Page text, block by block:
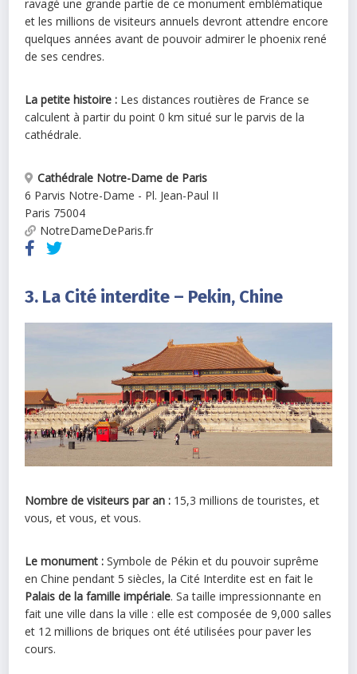
ravagé une grande partie de ce monument emblématique
et les millions de visiteurs annuels devront attendre encore
quelques années avant de pouvoir admirer le phoenix rené
de ses cendres.
La petite histoire : Les distances routières de France se
calculent à partir du point 0 km situé sur le parvis de la
cathédrale.
Cathédrale Notre-Dame de Paris
6 Parvis Notre-Dame - Pl. Jean-Paul II
Paris 75004
NotreDameDeParis.fr
3. La Cité interdite – Pekin, Chine
Nombre de visiteurs par an : 15,3 millions de touristes, et
vous, et vous, et vous.
Le monument : Symbole de Pékin et du pouvoir suprême
en Chine pendant 5 siècles, la Cité Interdite est en fait le
Palais de la famille impériale. Sa taille impressionnante en
fait une ville dans la ville : elle est composée de 9,000 salles
et 12 millions de briques ont été utilisées pour paver les
cours.